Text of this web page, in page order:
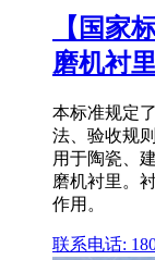
【国家
磨机衬
本标准规定
法、验收规
用于陶瓷、
磨机衬里。
作用。
联系电话: